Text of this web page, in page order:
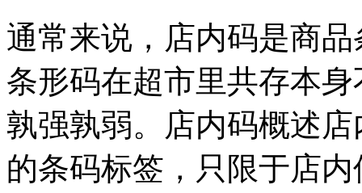
通常来说，店内码是商
条形码在超市里共存本
孰强孰弱。店内码概述
的条码标签，只限于店